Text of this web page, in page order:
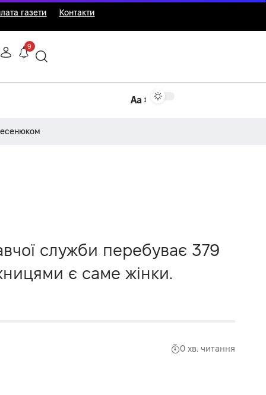
газети Контакти
9
Аа
служби перебуває 379
є саме жінки.
0 хв. читання